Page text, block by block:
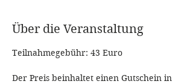
Über die Veranstaltung
Teilnahmegebühr: 43 Euro
Der Preis beinhaltet einen Gutschein in